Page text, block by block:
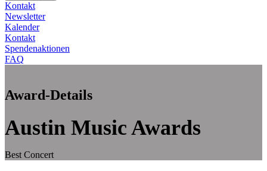
Kontakt
Newsletter
Kalender
Kontakt
Spendenaktionen
FAQ
Award-Details
Austin Music Awards
Best Concert